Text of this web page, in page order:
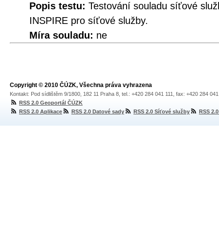
Popis testu: Testování souladu síťové
INSPIRE pro síťové služby.
Míra souladu: ne
Copyright © 2010 ČÚZK, Všechna práva vyhrazena
Kontakt: Pod sídlištěm 9/1800, 182 11 Praha 8, tel.: +420 284 041 111, fax: +420 284
RSS 2.0 Geoportál ČÚZK
RSS 2.0 Aplikace
RSS 2.0 Datové sady RSS 2.0 Síťové služby RSS